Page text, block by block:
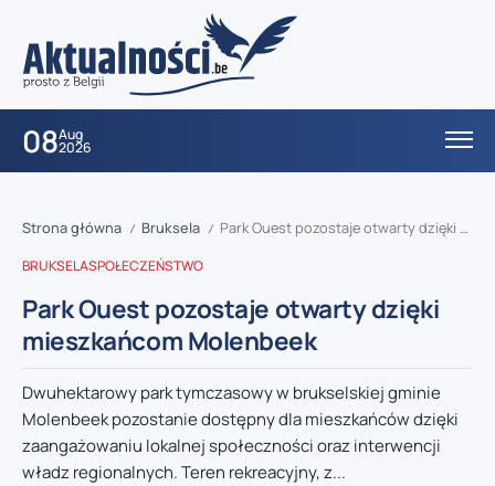
08Aug
2026
Strona główna / Bruksela / Park Ouest pozostaje otwarty dzięki mieszkańcom Molenbeek
BRUKSELASPOŁECZEŃSTWO
Park Ouest pozostaje otwarty dzięki
mieszkańcom Molenbeek
Dwuhektarowy park tymczasowy w brukselskiej gminie
Molenbeek pozostanie dostępny dla mieszkańców dzięki
zaangażowaniu lokalnej społeczności oraz interwencji
władz regionalnych. Teren rekreacyjny, z...